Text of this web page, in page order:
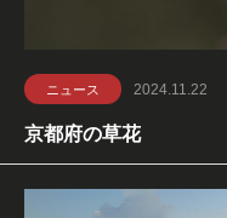
ニュース 2024.11.22
京都府の草花